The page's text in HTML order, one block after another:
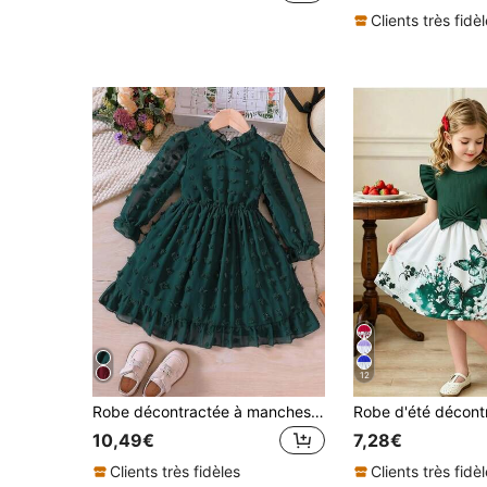
Clients très
Robe décontractée à manches longues avec nœud jacquard pour jeunes filles, automne/printemps
10,49€
Clients très fidèles
12
7,28€
Clients très